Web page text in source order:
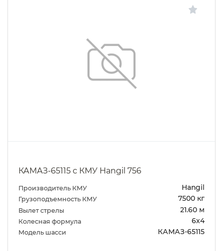
КАМАЗ-65115 с КМУ Hangil 756
Производитель КМУ Hangil
Грузоподъемность КМУ 7500 кг
Вылет стрелы 21.60 м
Колесная формула 6х4
Модель шасси КАМАЗ-65115